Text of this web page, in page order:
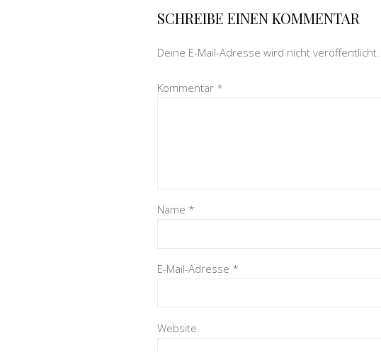
SCHREIBE EINEN KOMMENTAR
Deine E-Mail-Adresse wird nicht veröffentlicht.
Kommentar *
Name *
E-Mail-Adresse *
Website